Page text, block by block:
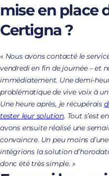
mise en place
Certigna ?
« Nous avons contacté le
vendredi en fin de journée – et
immédiatement. Une demi-
problématique de vive voix à
Une heure après, je récupérais
tester leur solution. Tout s’est
avons ensuite réalisé une
convaincre. Un peu moins
intégrions la solution
donc été très simple. »